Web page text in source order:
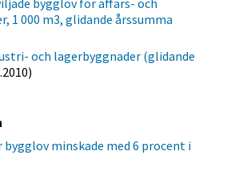
bygglov för affärs- och
1 000 m3, glidande årssumma
och lagerbyggnader (glidande
minskade med 6 procent i